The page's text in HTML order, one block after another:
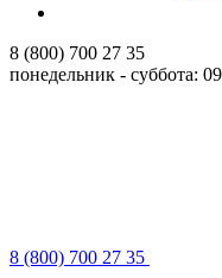
8 (800) 700 27 35
понедельник - суббота:
8 (800) 700 27 35